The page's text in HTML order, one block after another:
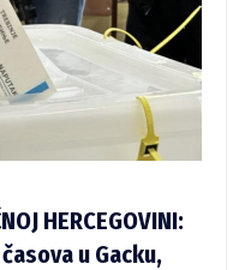
HERCEGOVINI:
u Gacku,